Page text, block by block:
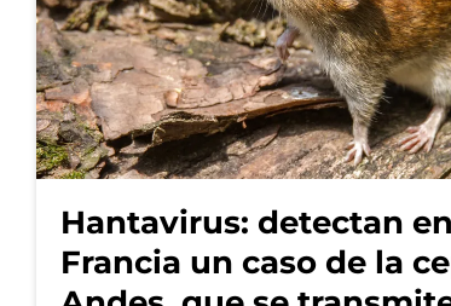
Hantavirus: detectan en
Francia un caso de la